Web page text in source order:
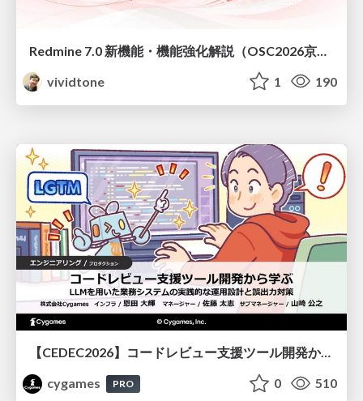
vividtone
1 190
【CEDEC2026】コードレビュー支援ツール開発から学ぶ：LLMを用いた業務システムの実践的な運用設計と誤出力対策
cygames
PRO 0 510